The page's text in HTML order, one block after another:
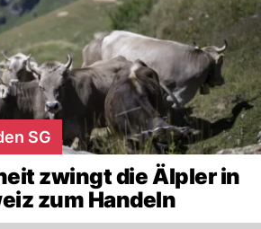
SG
zwingt die Älpler in
zum Handeln